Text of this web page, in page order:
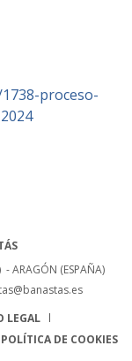
proceso-
- ARAGÓN (ESPAÑA)
LEGAL
POLÍTICA DE COOKIES